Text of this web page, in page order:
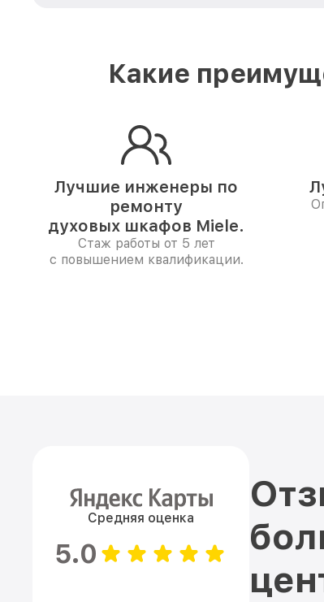
Какие
Лучшие инженеры по
ремонту
духовых шкафов Miele.
Стаж работы от 5 лет
с повышением квалификации.
Средняя оценка
5.0